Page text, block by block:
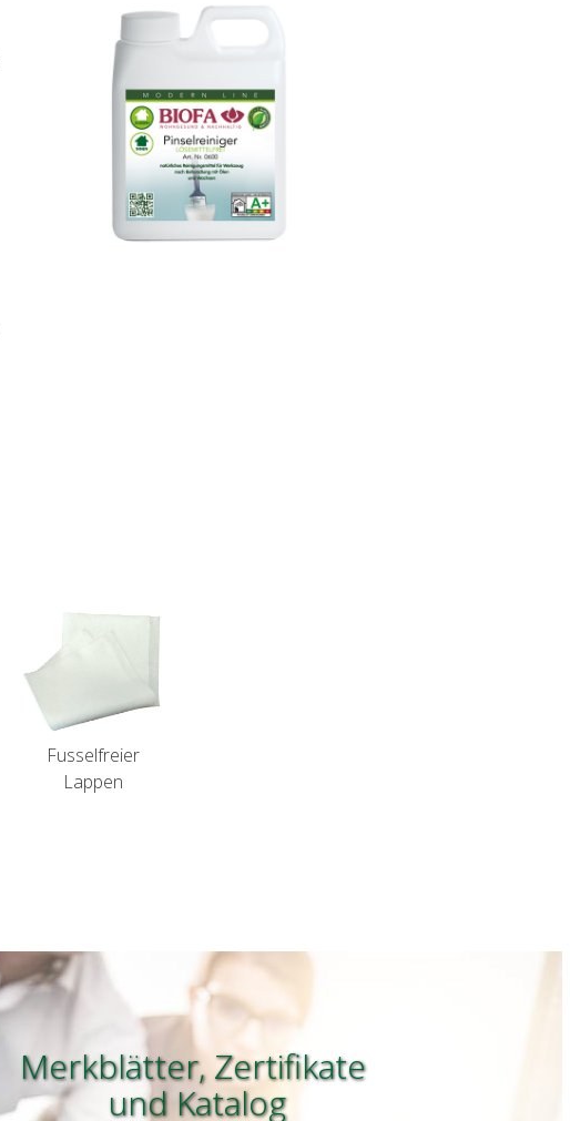
Fusselfreier
Lappen
Merkblätter, Zertifikate
und Katalog